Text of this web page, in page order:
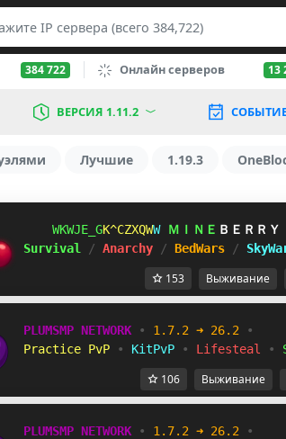
384 722 Онлайн серверов 13
ВЕРСИЯ 1.11.2
Лучшие 1.19.3
VFNQZAT_PM]YE^Y ＭＩＮＥ ＢＥＲＲＹ
Survival
/ Anarchy / BedWars /
153 Выживание
PLUMSMP NETWORK • 1.7.2 ➜ 26.2
•
Practice PvP
• KitPvP • Lifesteal •
106 Выживание
PLUMSMP NETWORK • 1.7.2 ➜ 26.2
•